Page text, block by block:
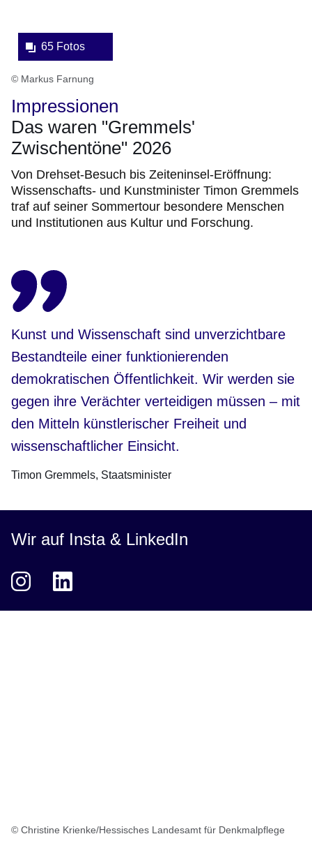
65 Fotos
© Markus Farnung
Impressionen
Das waren "Gremmels'
Zwischentöne" 2026
Von Drehset-Besuch bis Zeiteninsel-Eröffnung:
Wissenschafts- und Kunstminister Timon Gremmels
traf auf seiner Sommertour besondere Menschen
und Institutionen aus Kultur und Forschung.
Kunst und Wissenschaft sind unverzichtbare
Bestandteile einer funktionierenden
demokratischen Öffentlichkeit. Wir werden sie
gegen ihre Verächter verteidigen müssen – mit
den Mitteln künstlerischer Freiheit und
wissenschaftlicher Einsicht.
Timon Gremmels Staatsminister
Wir auf Insta & LinkedIn
Instagram
Öffnet sich in einem neuen Fenster
LinkedIn
Öffnet sich in einem neuen Fenster
© Christine Krienke/Hessisches Landesamt für Denkmalpflege